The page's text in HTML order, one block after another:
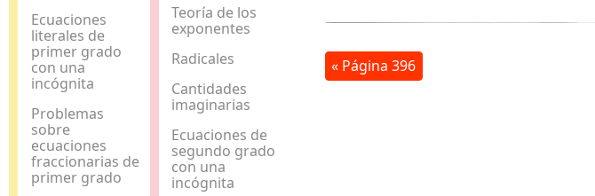
Ecuaciones
literales de
primer grado
con una
incógnita
Problemas
sobre
ecuaciones
fraccionarias de
primer grado
Teoría de los
exponentes
Radicales
Cantidades
imaginarias
Ecuaciones de
segundo grado
con una
incógnita
« Página 396